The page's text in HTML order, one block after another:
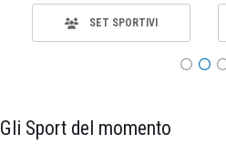
SET SPORTIVI
Gli Sport del momento